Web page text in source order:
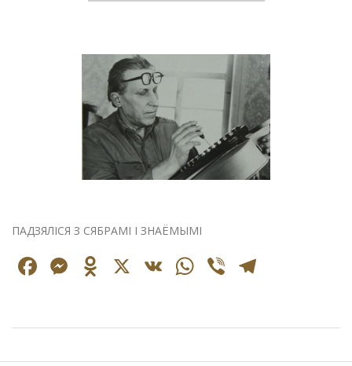
ПАДЗЯЛІСЯ З СЯБРАМІ І ЗНАЁМЫМІ
Facebook
Messenger
Odnoklassniki
X VK WhatsApp
Viber
08-